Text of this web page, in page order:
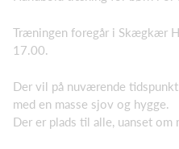
Træningen foregår i Skægkær
17.00.
Der vil på nuværende
med en masse sjov og hygge.
Der er plads til alle, uanset om